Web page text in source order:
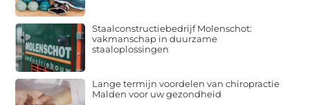
Staalconstructiebedrijf Molenschot:
vakmanschap in duurzame
staaloplossingen
Lange termijn voordelen van chiropractie
Malden voor uw gezondheid